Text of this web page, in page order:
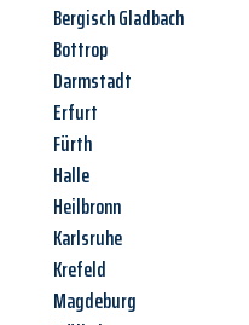
Bergisch Gladbach
Bottrop
Darmstadt
Erfurt
Fürth
Halle
Heilbronn
Karlsruhe
Krefeld
Magdeburg